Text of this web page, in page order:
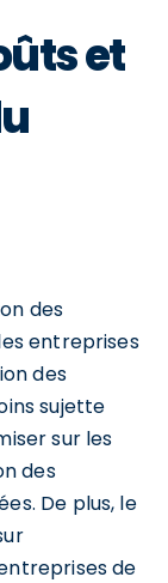
et
des
entreprises
des
sujette
sur les
des
De plus, le
de